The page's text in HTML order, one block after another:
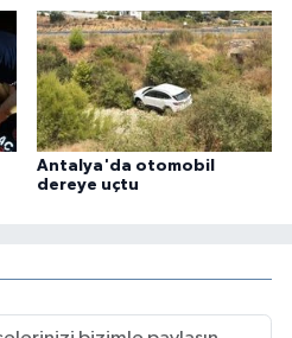
Antalya'da otomobil
dereye uçtu